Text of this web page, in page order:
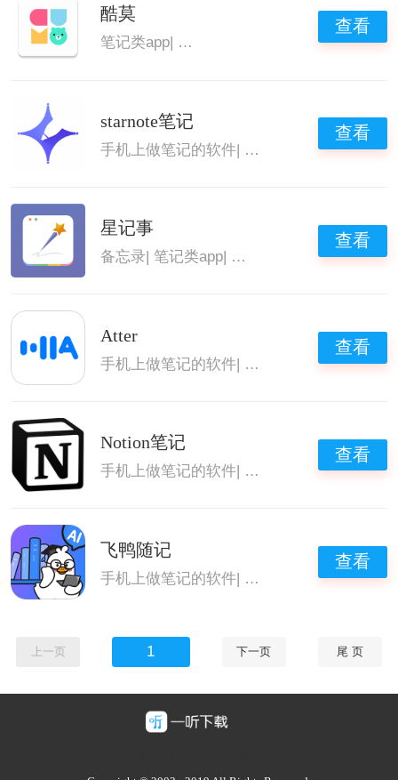
酷莫
笔记类app 好用的备忘录记事本 |安卓好用
查看
starnote笔记
手机上做笔记的软件| 笔记类app |好用的手
查看
星记事
备忘录 笔记类app 免费笔记软件|安卓好用
查看
Atter
手机上做笔记的软件| 思维导图软件免费版|
查看
Notion笔记
手机上做笔记的软件 笔记类app |安卓好用
查看
飞鸭随记
手机上做笔记的软件| 免费笔记软件|好用的
查看
上一页 1 下一页 尾 页